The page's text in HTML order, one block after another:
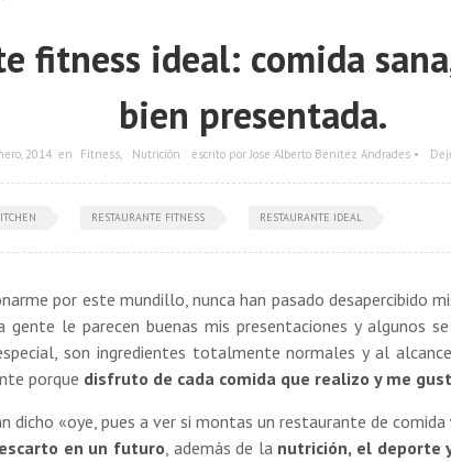
fitness ideal: comida
bien presentada.
2014 en Fitness, Nutrición escrito por Jose Alberto Benítez Andrades •
RESTAURANTE FITNESS RESTAURANTE IDEAL
por este mundillo, nunca han pasado desapercibido
gente le parecen buenas mis presentaciones y algunos
son ingredientes totalmente normales y al
porque disfruto de cada comida que realizo y me
dicho «oye, pues a ver si montas un restaurante de comida
en un futuro, además de la nutrición, el deporte